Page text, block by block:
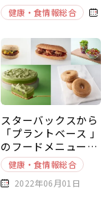
健康・食情報総合
スターバックスから
「プラントベース 」
のフードメニューが
新発売
健康・食情報総合
2022年06月01日